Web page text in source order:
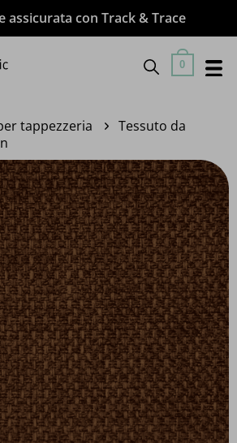
assicurata con Track & Trace
0
tappezzeria
Tessuto da